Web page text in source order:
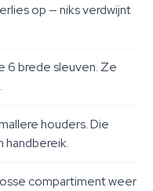
op — niks verdwijnt
6 brede sleuven. Ze
houders. Die
handbereik.
compartiment weer